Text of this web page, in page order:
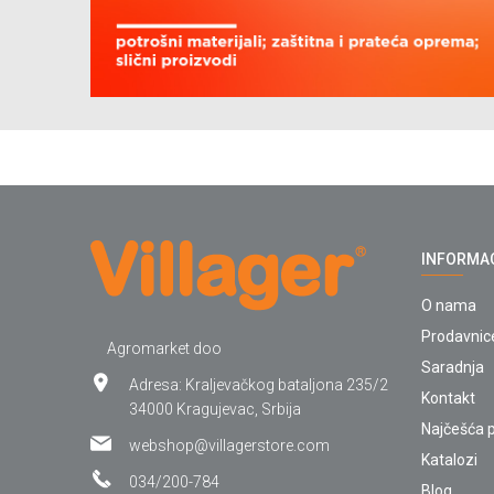
Agromarket doo
Adresa: Kraljevačkog bataljona 235/2
34000 Kragujevac, Srbija
webshop@villagerstore.com
034/200-784
O nama
Saradnja
Kontakt
Najčešća
Katalozi